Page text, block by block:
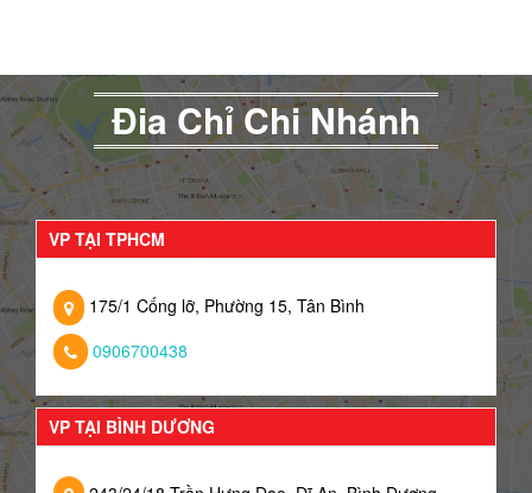
Đia Chỉ Chi Nhánh
VP TẠI TPHCM
175/1 Cống lỡ, Phường 15, Tân Bình
0906700438
VP TẠI BÌNH DƯƠNG